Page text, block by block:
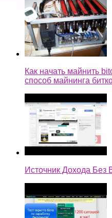
Как начать майнить
способ майнинга
Источник Дохода Без